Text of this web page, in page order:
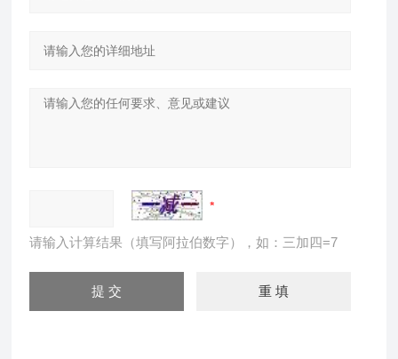
请输入计算结果（填写阿拉伯数字），如：三加四=7